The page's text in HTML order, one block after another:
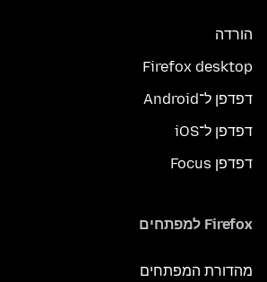
הורדה
Firefox desktop
דפדפן ל־Android
דפדפן ל־iOS
דפדפן Focus
Firefox למפתחים
מהדורת המפתחים